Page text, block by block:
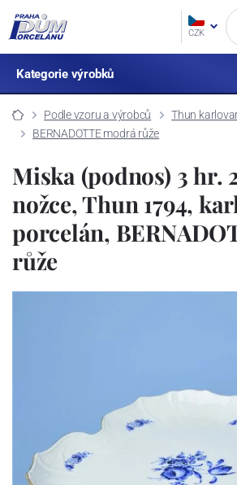
CZK
Kategorie výrobků
Podle vzoru a výrobců
Thun
BERNADOTTE modrá růže
Miska (podnos) 3 hr.
nožce, Thun 1794,
porcelán,
růže